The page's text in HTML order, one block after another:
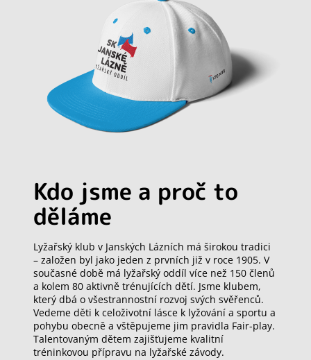
Kdo jsme a proč to
děláme
Lyžařský klub v Janských Lázních má širokou tradici
– založen byl jako jeden z prvních již v roce 1905. V
současné době má lyžařský oddíl více než 150 členů
a kolem 80 aktivně trénujících dětí. Jsme klubem,
který dbá o všestrannostní rozvoj svých svěřenců.
Vedeme děti k celoživotní lásce k lyžování a sportu a
pohybu obecně a vštěpujeme jim pravidla Fair-play.
Talentovaným dětem zajišťujeme kvalitní
tréninkovou přípravu na lyžařské závody.